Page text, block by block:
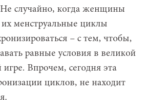
случайно, когда женщины
менструальные циклы
– с тем, чтобы,
равные условия в великой
Впрочем, сегодня эта
циклов, не находит